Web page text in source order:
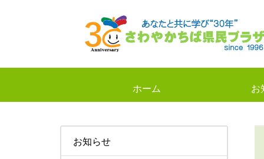
ホーム お
お知らせ